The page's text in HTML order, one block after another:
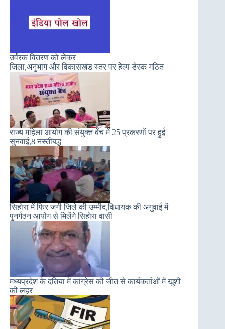
उर्वरक वितरण को लेकर
जिला,अनुभाग और विकासखंड स्तर पर हेल्प डेस्क गठित
राज्य महिला आयोग की संयुक्त बेंच में 25 प्रकरणों पर हुई
सुनवाई,8 नस्तीबद्ध
सिहोरा में फिर जगी जिले की उम्मीद,विधायक की अगुवाई में
पुनर्गठन आयोग से मिलेंगे सिहोरा वासी
मध्यप्रदेश के दतिया में कांग्रेस की जीत से कार्यकर्ताओं में खुशी
की लहर